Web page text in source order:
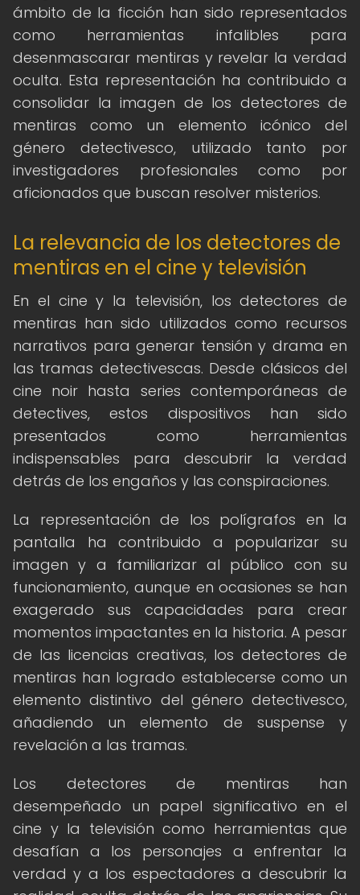
ámbito de la ficción han sido representados
como herramientas infalibles para
desenmascarar mentiras y revelar la verdad
oculta. Esta representación ha contribuido a
consolidar la imagen de los detectores de
mentiras como un elemento icónico del
género detectivesco, utilizado tanto por
investigadores profesionales como por
aficionados que buscan resolver misterios.
La relevancia de los detectores de
mentiras en el cine y televisión
En el cine y la televisión, los detectores de
mentiras han sido utilizados como recursos
narrativos para generar tensión y drama en
las tramas detectivescas. Desde clásicos del
cine noir hasta series contemporáneas de
detectives, estos dispositivos han sido
presentados como herramientas
indispensables para descubrir la verdad
detrás de los engaños y las conspiraciones.
La representación de los polígrafos en la
pantalla ha contribuido a popularizar su
imagen y a familiarizar al público con su
funcionamiento, aunque en ocasiones se han
exagerado sus capacidades para crear
momentos impactantes en la historia. A pesar
de las licencias creativas, los detectores de
mentiras han logrado establecerse como un
elemento distintivo del género detectivesco,
añadiendo un elemento de suspense y
revelación a las tramas.
Los detectores de mentiras han
desempeñado un papel significativo en el
cine y la televisión como herramientas que
desafían a los personajes a enfrentar la
verdad y a los espectadores a descubrir la